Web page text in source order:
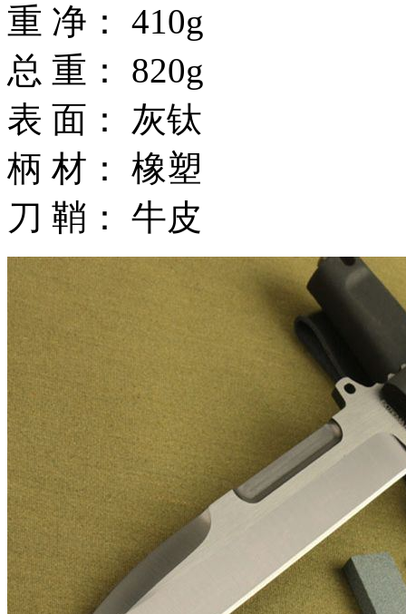
重 净： 410g
总 重： 820g
表 面： 灰钛
柄 材： 橡塑
刀 鞘： 牛皮